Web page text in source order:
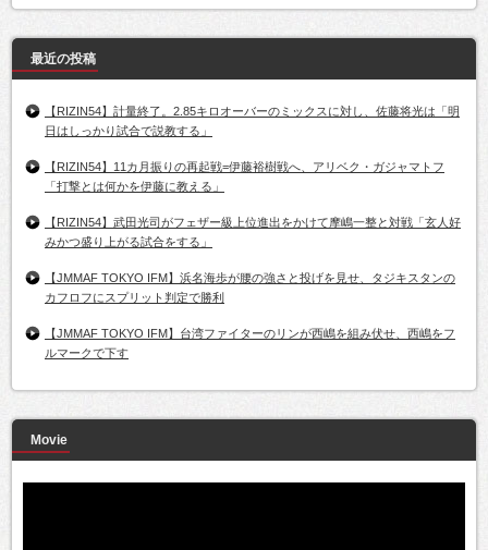
最近の投稿
【RIZIN54】計量終了。2.85キロオーバーのミックスに対し、佐藤将光は「明
日はしっかり試合で説教する」
【RIZIN54】11カ月振りの再起戦=伊藤裕樹戦へ、アリベク・ガジャマトフ
「打撃とは何かを伊藤に教える」
【RIZIN54】武田光司がフェザー級上位進出をかけて摩嶋一整と対戦「玄人好
みかつ盛り上がる試合をする」
【JMMAF TOKYO IFM】浜名海歩が腰の強さと投げを見せ、タジキスタンの
カフロフにスプリット判定で勝利
【JMMAF TOKYO IFM】台湾ファイターのリンが西嶋を組み伏せ、西嶋をフ
ルマークで下す
Movie